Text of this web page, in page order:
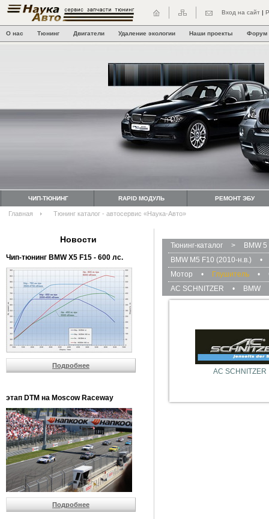
Вход на сайт |
О нас Тюнинг Двигатели Удаление экологии Наши проекты Форум
ЧИП-ТЮНИНГ RAPID МОДУЛЬ РЕМОНТ ЭБУ
Главная Тюнинг каталог - автосервис «Наука-Авто»
Новости
Чип-тюнинг BMW Х5 F15 - 600 лс.
Подробнее
этап DTM на Moscow Raceway
Подробнее
Тюнинг-каталог >
BMW
BMW M5 F10 (2010-н.в.)
•
Мотор
• Глушитель •
AC SCHNITZER
• BMW
AC SCHNITZER